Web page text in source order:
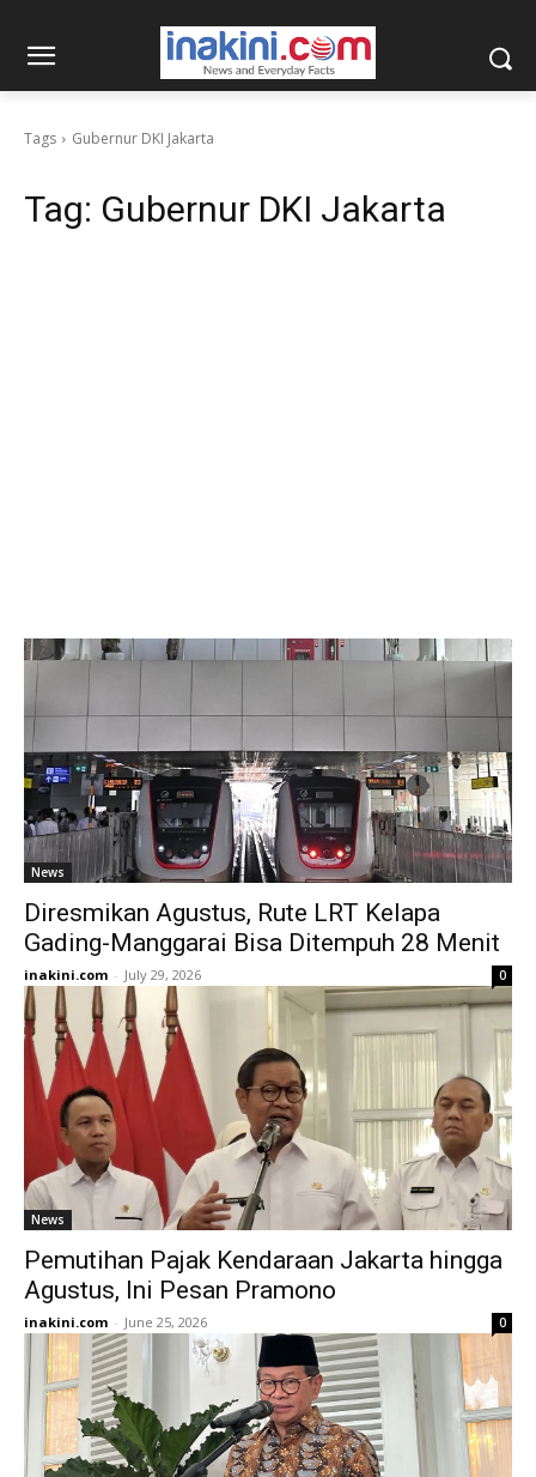
Tags Gubernur DKI Jakarta
Tag: Gubernur DKI Jakarta
News
Diresmikan Agustus, Rute LRT Kelapa
Gading-Manggarai Bisa Ditempuh 28 Menit
inakini.com - July 29, 2026 0
News
Pemutihan Pajak Kendaraan Jakarta hingga
Agustus, Ini Pesan Pramono
inakini.com - June 25, 2026 0